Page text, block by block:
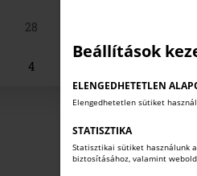
Beállítások
ELENGEDHETETLEN
Elengedhetetlen sütiket
STATISZTIKA
Statisztikai sütiket használunk
biztosításához, valamint
28
4